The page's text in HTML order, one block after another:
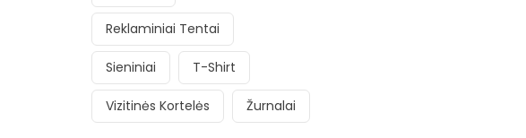
Reklaminiai Tentai
Sieniniai T-Shirt
Vizitinės Kortelės Žurnalai